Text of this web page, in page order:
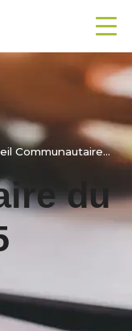
du 13 mars 2025
du